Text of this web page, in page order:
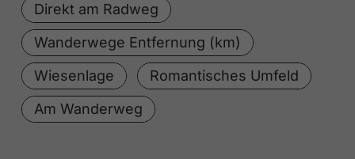
Direkt am Radweg
Wanderwege Entfernung (km)
Wiesenlage
Romantisches Umfeld
Am Wanderweg